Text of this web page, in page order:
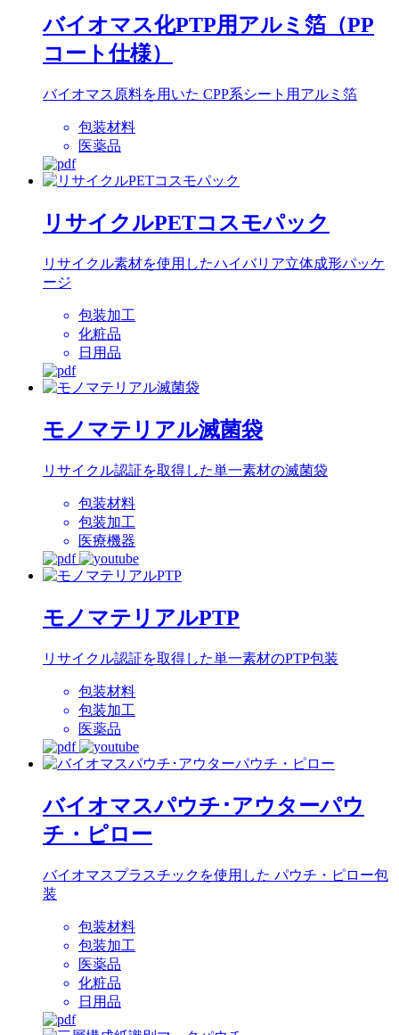
バイオマス化PTP用アルミ箔（PP
コート仕様）
バイオマス原料を用いた CPP系シート用アルミ箔
包装材料
医薬品
リサイクルPETコスモパック
リサイクル素材を使用したハイバリア立体成形パッケ
ージ
包装加工
化粧品
日用品
モノマテリアル滅菌袋
リサイクル認証を取得した単一素材の滅菌袋
包装材料
包装加工
医療機器
モノマテリアルPTP
リサイクル認証を取得した単一素材のPTP包装
包装材料
包装加工
医薬品
バイオマスパウチ･アウターパウ
チ・ピロー
バイオマスプラスチックを使用した パウチ・ピロー包
装
包装材料
包装加工
医薬品
化粧品
日用品